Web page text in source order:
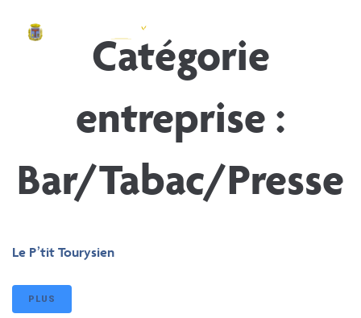
Catégorie
entreprise :
Bar/Tabac/Presse
Le P’tit Tourysien
PLUS